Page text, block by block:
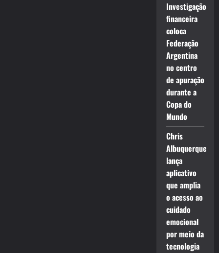
Investigação
financeira
coloca
Federação
Argentina
no centro
de apuração
durante a
Copa do
Mundo
Chris
Albuquerque
lança
aplicativo
que amplia
o acesso ao
cuidado
emocional
por meio da
tecnologia